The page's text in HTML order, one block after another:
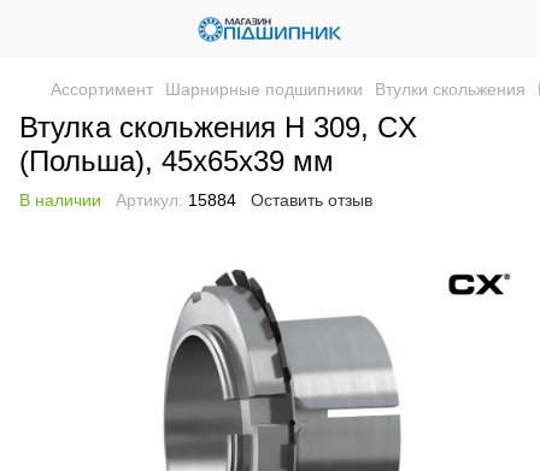
Ассортимент Шарнирные подшипники Втулки скольжения
Втулка скольжения H 309, CX
(Польша), 45х65х39 мм
В наличии Артикул: 15884 Оставить отзыв